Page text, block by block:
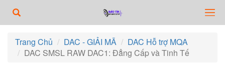
Trang Chủ DAC - GIẢI MÃ
DAC Hỗ trợ MQA
DAC SMSL RAW DAC1: Đẳng Cấp và Tinh Tế